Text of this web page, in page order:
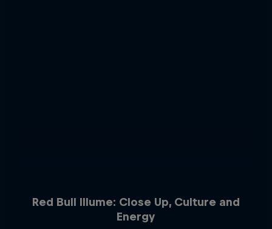
Red Bull Illume: Close Up, Culture and
Energy